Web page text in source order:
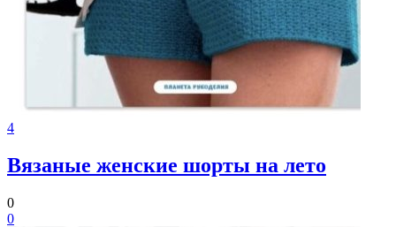
4
Вязаные женские шорты на лето
0
0